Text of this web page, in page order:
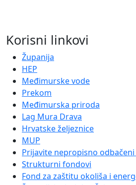
Korisni linkovi
Županija
HEP
Međimurske vode
Prekom
Međimurska priroda
Lag Mura Drava
Hrvatske željeznice
MUP
Prijavite nepropisno
Strukturni fondovi
Fond za zaštitu okoliša i